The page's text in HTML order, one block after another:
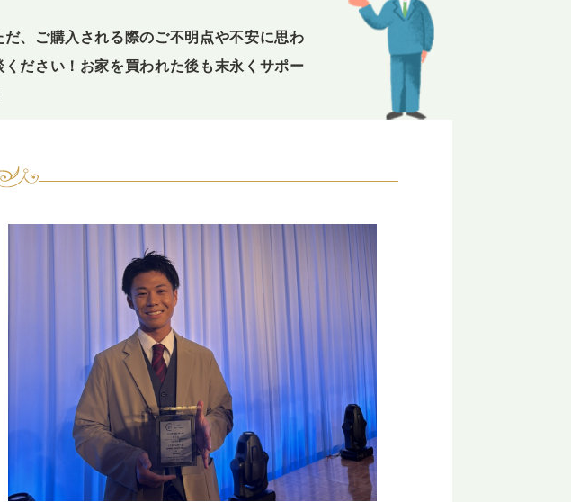
、ご購入される際のご不明点や不安に思わ
ださい！お家を買われた後も末永くサポー